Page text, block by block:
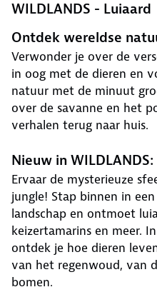
WILDLANDS - Luiaard
Ontdek wereldse
Verwonder je over de
in oog met de dieren en
natuur met de minuut
over de savanne en het
verhalen terug naar huis.
Nieuw in
Ervaar de mysterieuze
jungle! Stap binnen in
landschap en ontmoet
keizertamarins en meer.
ontdek je hoe dieren
van het regenwoud, van
bomen.